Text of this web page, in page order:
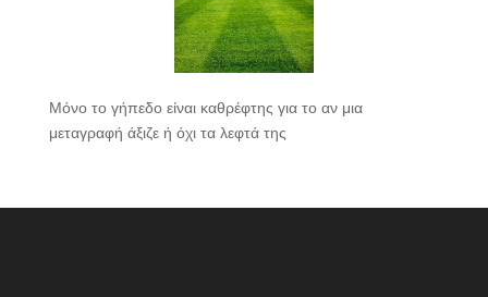
Μόνο το γήπεδο είναι καθρέφτης για το αν μια
μεταγραφή άξιζε ή όχι τα λεφτά της